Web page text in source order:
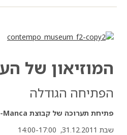
המוזיאון של
הפתיחה הגודלה
פתיחת תערוכה של קבוצת Manca
שבת 31.12.2011, 14:00-17:00